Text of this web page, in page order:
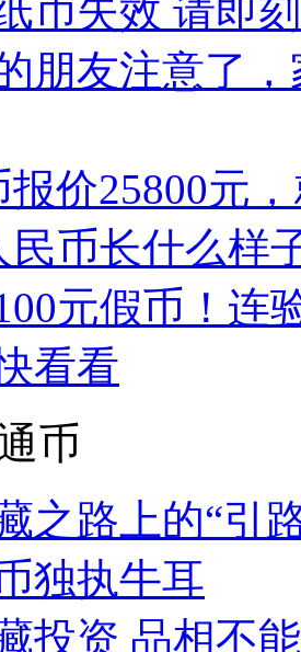
币失效 请即
朋友注意了
报价25800元
民币长什么样
元假币！连
看看
币
之路上的“引
独执牛耳
投资 品相不